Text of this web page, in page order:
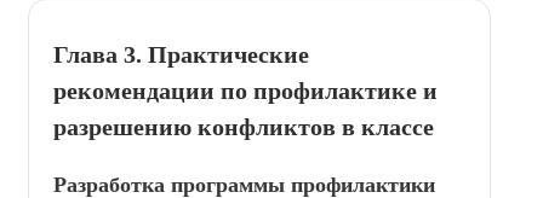
Глава 3. Практические
рекомендации по профилактике и
разрешению конфликтов в классе
Разработка программы профилактики